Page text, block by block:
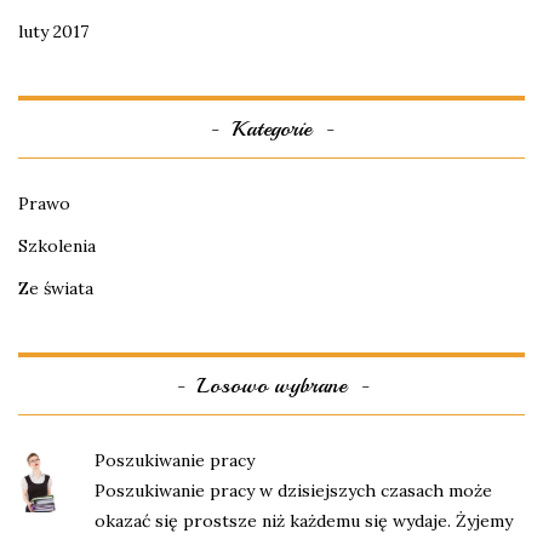
luty 2017
Kategorie
Prawo
Szkolenia
Ze świata
Losowo wybrane
Poszukiwanie pracy
Poszukiwanie pracy w dzisiejszych czasach może
okazać się prostsze niż każdemu się wydaje. Żyjemy